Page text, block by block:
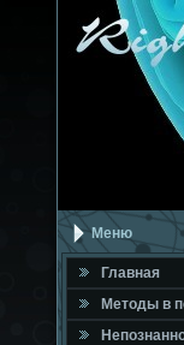
Меню
Главная
Метοды в